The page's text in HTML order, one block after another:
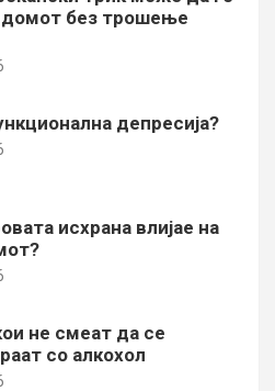
домот без трошење
депресија?
исхрана влијае на
не смеат да се
со алкохол